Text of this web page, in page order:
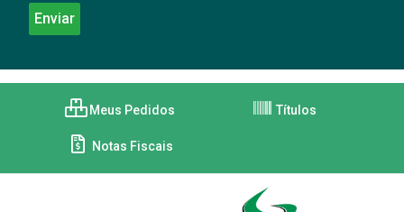
Meus Pedidos Títulos
Notas Fiscais